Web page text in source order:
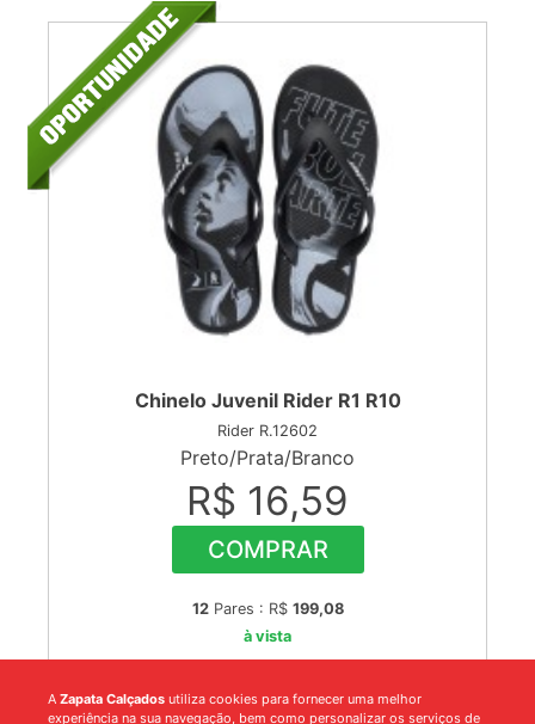
Chinelo Juvenil Rider R1 R10
Rider R.12602
Preto/Prata/Branco
R$ 16,59
COMPRAR
12Pares : R$ 199,08
à vista
A Zapata Calçados utiliza cookies para fornecer uma melhor
experiência na sua navegação, bem como personalizar os serviços de